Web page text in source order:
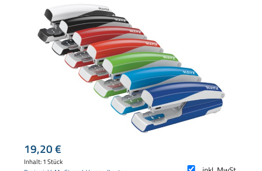
Bildergalerie überspringen
Regulärer Preis:
19,20 €
Inhalt:1 Stück